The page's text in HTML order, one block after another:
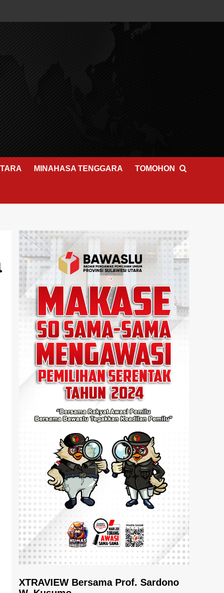
MINAHASA TENGGARA TOMOHON
XTRAVIEW Bersama Prof. Sardono